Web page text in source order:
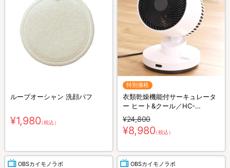
ループオーシャン 洗顔パフ
¥1,980（税込）
特別価格
衣類乾燥機能付サーキュレータ
ー ヒート&クール／HC-
T2494WH
¥24,800
¥8,980（税込）
OBSカイモノラボ OBSカイモノラボ